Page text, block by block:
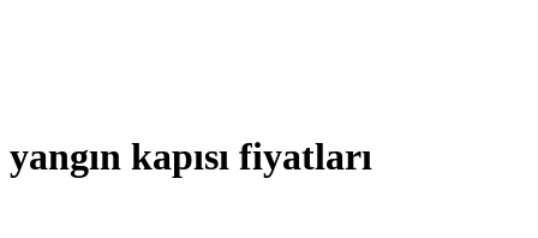
yangın kapısı fiyatları